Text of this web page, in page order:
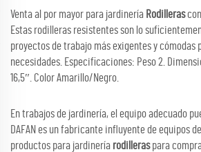
Venta al por mayor para jardinería Rodilleras
Estas rodilleras resistentes son lo
proyectos de trabajo más exigentes y cómodas
necesidades. Especificaciones: Peso 2.
16,5″. Color Amarillo/Negro.
En trabajos de jardinería, el equipo adecuado
DAFAN es un fabricante influyente de equipos
productos para jardinería rodilleraspara